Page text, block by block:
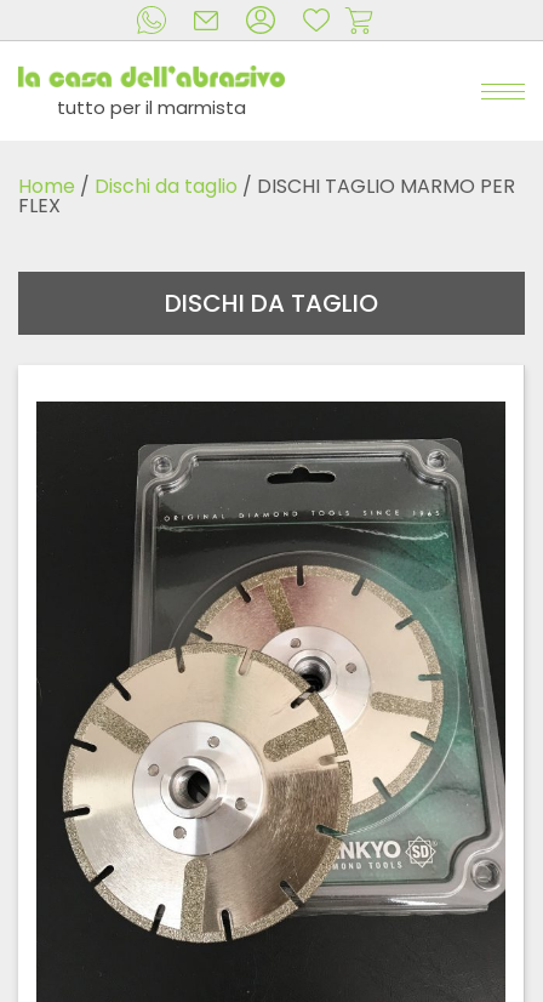
tutto per il marmista
Home / Dischi da taglio / DISCHI TAGLIO MARMO PER
FLEX
DISCHI DA TAGLIO